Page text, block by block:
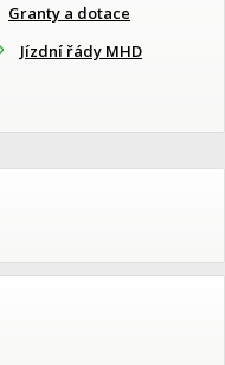
Granty a dotace
Jízdní řády MHD